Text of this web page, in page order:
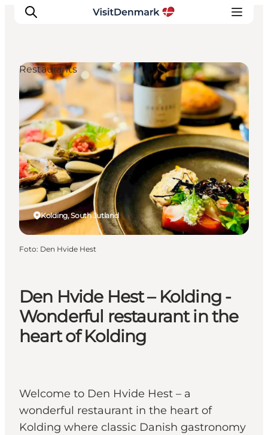
Inspiratie
Bestemmingen
Wat te doen
Accommodaties
Plan je reis
Den Hvide Hest – Kolding -
Wonderful restaurant in the
heart of Kolding
Welcome to Den Hvide Hest – a
wonderful restaurant in the heart of
Kolding where classic Danish gastronomy
Kolding, South Jutland
Restaurants
Foto: Den Hvide Hest